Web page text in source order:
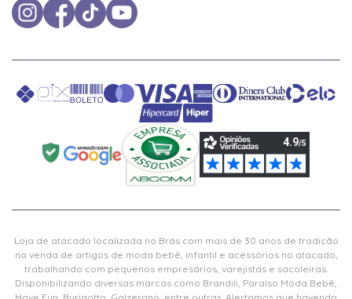
Loja de atacado localizada no Brás com mais de 30 anos de tradição
na venda de artigos de moda bebê, infantil e acessórios no atacado,
trabalhando com pequenos empresários, varejistas e sacoleiras.
Disponibilizando diversas marcas como Brandili, Paraíso Moda Bebê,